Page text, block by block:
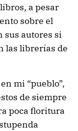
a pesar
sobre el
sus autores si
las librerías de
mi “pueblo”,
de siempre
poca floritura